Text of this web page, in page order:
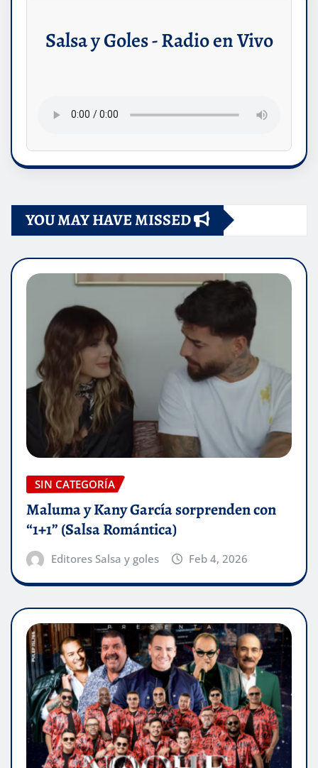
Salsa y Goles - Radio en Vivo
YOU MAY HAVE MISSED
SIN CATEGORÍA
Maluma y Kany García sorprenden con
“1+1” (Salsa Romántica)
Editores Salsa y goles Feb 4, 2026